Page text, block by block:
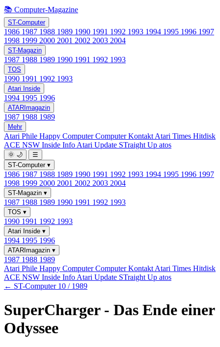
📚 Computer-Magazine
ST-Computer
1986 1987 1988 1989 1990 1991 1992 1993 1994 1995 1996 1997
1998 1999 2000 2001 2002 2003 2004
ST-Magazin
1987 1988 1989 1990 1991 1992 1993
TOS
1990 1991 1992 1993
Atari Inside
1994 1995 1996
ATARImagazin
1987 1988 1989
Mehr
Atari Phile Happy ComputerComputer Kontakt Atari Times Hitdisk
ACE NSW Inside Info Atari Update STraight Up atos
🌞 🌙
☰
ST-Computer ▾
1986 1987 1988 1989 1990 1991 1992 1993 1994 1995 1996 1997
1998 1999 2000 2001 2002 2003 2004
ST-Magazin ▾
1987 1988 1989 1990 1991 1992 1993
TOS ▾
1990 1991 1992 1993
Atari Inside ▾
1994 1995 1996
ATARImagazin ▾
1987 1988 1989
Atari Phile Happy ComputerComputer Kontakt Atari Times Hitdisk
ACE NSW Inside Info Atari Update STraight Up atos
← ST-Computer 10 / 1989
SuperCharger - Das Ende einer
Odyssee